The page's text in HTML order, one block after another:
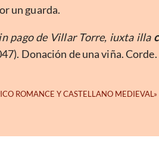
un guarda.
pago de Villar Torre, iuxta illa
Donación de una viña. Corde.